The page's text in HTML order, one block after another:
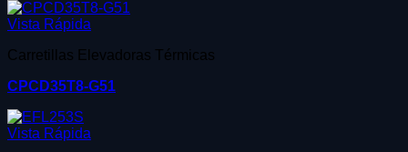
Vista Rápida
Carretillas Elevadoras Térmicas
CPCD35T8-G51
Vista Rápida